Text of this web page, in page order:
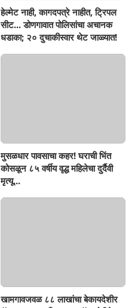
हेल्मेट नाही, कागदपत्रे नाहीत, ट्रिपल
सीट... डोणगावात पोलिसांचा अचानक
धडाका; २० दुचाकीस्वार थेट जाळ्यात!
मुसळधार पावसाचा कहर! घराची भिंत
कोसळून ८५ वर्षीय वृद्ध महिलेचा दुर्दैवी
मृत्यू...
खामगावजवळ ८८ लाखांचा बेकायदेशीर